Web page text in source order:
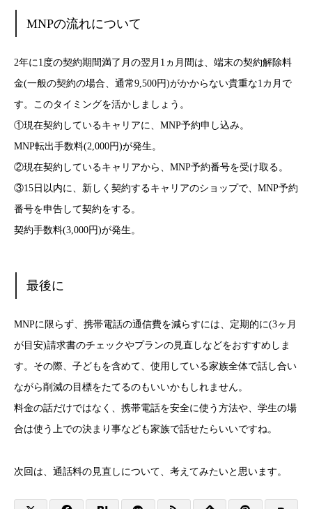
MNPの流れについて
2年に1度の契約期間満了月の翌月1ヵ月間は、端末の契約解除料
金(一般の契約の場合、通常9,500円)がかからない貴重な1カ月で
す。このタイミングを活かしましょう。
①現在契約しているキャリアに、MNP予約申し込み。
MNP転出手数料(2,000円)が発生。
②現在契約しているキャリアから、MNP予約番号を受け取る。
③15日以内に、新しく契約するキャリアのショップで、MNP予約
番号を申告して契約をする。
契約手数料(3,000円)が発生。
最後に
MNPに限らず、携帯電話の通信費を減らすには、定期的に(3ヶ月
が目安)請求書のチェックやプランの見直しなどをおすすめしま
す。その際、子どもを含めて、使用している家族全体で話し合い
ながら削減の目標をたてるのもいいかもしれません。
料金の話だけではなく、携帯電話を安全に使う方法や、学生の場
合は使う上での決まり事なども家族で話せたらいいですね。
次回は、通話料の見直しについて、考えてみたいと思います。